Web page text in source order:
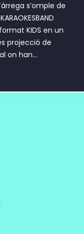
s’omple de
KIDS en un
projecció de
on han...